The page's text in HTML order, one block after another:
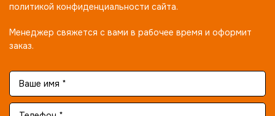
политикой конфиденциальности сайта.
Менеджер свяжется с вами в рабочее время и оформит
заказ.